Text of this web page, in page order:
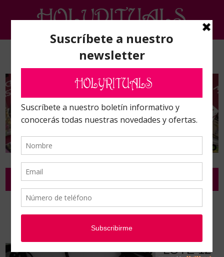
Inicio / Talismanes y amuletos / Talismanes y Amuletos /
LOTE 12 ELEFANTES DE LAS SUERTE SURTIDAS
LOTE 12